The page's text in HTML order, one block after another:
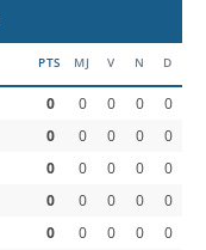
PTS MJ V N D
0 0 0 0
0
0 0 0 0
0
0 0 0 0
0
0 0 0 0
0
0 0 0 0
0